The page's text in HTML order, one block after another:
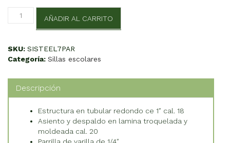
Steel
AÑADIR AL CARRITO
SKU: SISTEEL7PAR
Categoría: Sillas escolares
Descripción
Estructura en tubular redondo ce 1″ cal. 18
Asiento y despaldo en lamina troquelada y
moldeada cal. 20